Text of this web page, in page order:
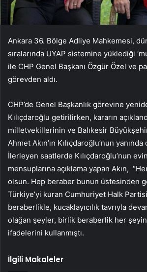
Ankara 36. Bölge Adliye Mahkemesi,
sıralarında UYAP sistemine yüklediği
ile CHP Genel Başkanı Özgür Özel ve
görevden aldı.
CHP’de Genel Başkanlık görevine
Kılıçdaroğlu getirilirken, kararın
milletvekillerinin ve Balıkesir
Ahmet Akın’ın Kılıçdaroğlu’nun
İlerleyen saatlerde Kılıçdaroğlu’nun
mensuplarına açıklama yapan Akın,
olsun. Hep beraber bunun üstesinden
Türkiye’yi kuran Cumhuriyet Halk
beraberlikle, kucaklayıcılık tavrıyla
olağan şeyler, birlik beraberlik her şeyin
ifadelerini kullanmıştı.
İlgili Makaleler